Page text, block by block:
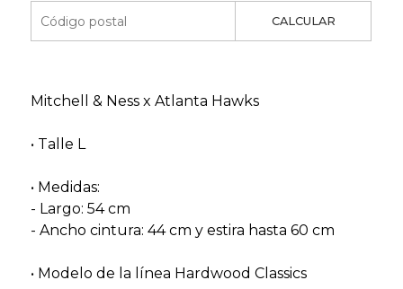
CALCULAR
Mitchell & Ness x Atlanta Hawks
• Talle L
• Medidas:
- Largo: 54 cm
- Ancho cintura: 44 cm y estira hasta 60 cm
• Modelo de la línea Hardwood Classics